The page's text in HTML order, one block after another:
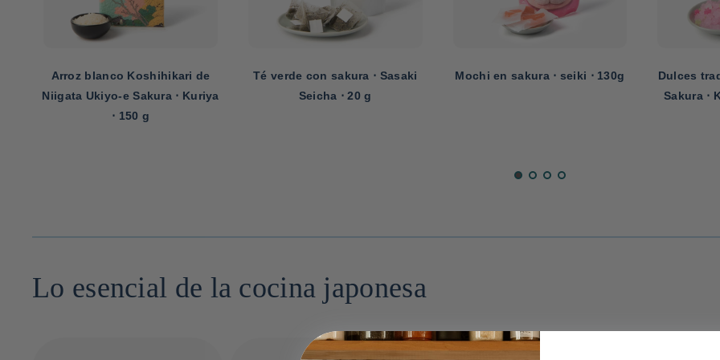
Arroz blanco Koshihikari de
Niigata Ukiyo-e Sakura ⋅ Kuriya
⋅ 150 g
Té verde con sakura ⋅ Sasaki
Seicha ⋅ 20 g
Mochi en sakura ⋅ seiki ⋅ 130g
Dulces
Sakura ⋅
Lo esencial de la cocina japonesa